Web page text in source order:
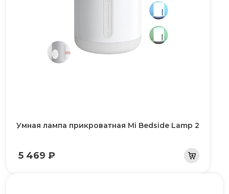
Умная лампа прикроватная Mi Bedside Lamp 2
5 469 ₽